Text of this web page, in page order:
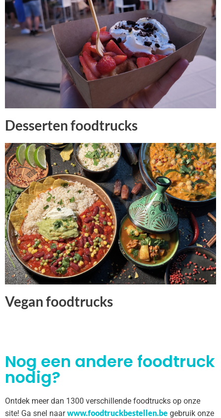
Desserten foodtrucks
Vegan foodtrucks
Nog een andere foodtruck
nodig?
Ontdek meer dan 1300 verschillende foodtrucks op onze
site! Ga snel naarwww.foodtruckbestellen.be gebruik onze